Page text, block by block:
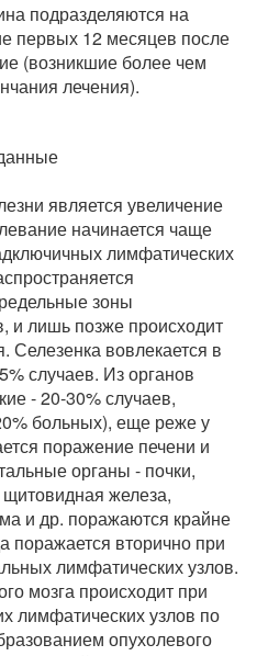
подразделяются на
первых 12 месяцев после
(возникшие более чем
лечения).
является увеличение
начинается чаще
лимфатических
зоны
и лишь позже происходит
Селезенка вовлекается в
случаев. Из органов
- 20-30% случаев,
больных), еще реже у
поражение печени и
органы - почки,
железа,
и др. поражаются крайне
поражается вторично при
лимфатических узлов.
мозга происходит при
лимфатических узлов по
опухолевого